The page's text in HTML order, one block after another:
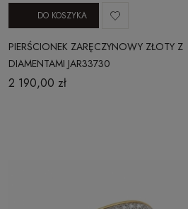
PIERŚCIONEK ZARĘCZYNOWY ZŁOTY Z
DIAMENTAMI JAR33730
2 190,00 zł
DO KOSZYKA